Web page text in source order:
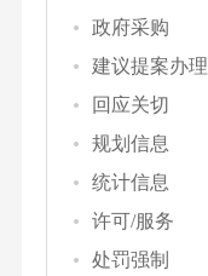
政府采购
建议提案办理
回应关切
规划信息
统计信息
许可/服务
处罚强制